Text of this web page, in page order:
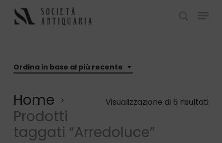
Skip
search
Menu
Ordina in base al più recente
Visualizzazione di 5 risultati
Home
Prodotti
taggati “Arredoluce”